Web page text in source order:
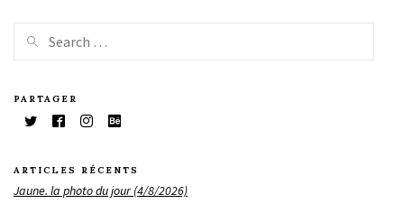
PARTAGER
ARTICLES RÉCENTS
Jaune. la photo du jour (4/8/2026)